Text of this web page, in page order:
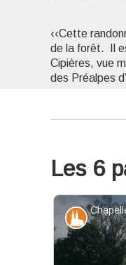
‹‹Cette
de la forêt. Il
Cipières, vue
des Préalpes
Les 6